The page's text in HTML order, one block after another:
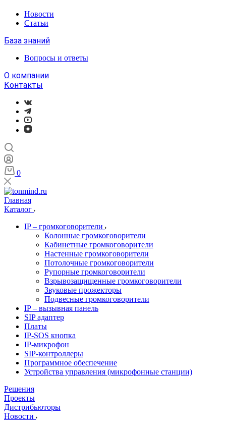
Новости
Статьи
База знаний
Вопросы и ответы
О компании
Контакты
0
Главная
Каталог
IP – громкоговорители
Колонные громкоговорители
Кабинетные громкоговорители
Настенные громкоговорители
Потолочные громкоговорители
Рупорные громкоговорители
Взрывозащищенные громкоговорители
Звуковые прожекторы
Подвесные громкоговорители
IP – вызывная панель
SIP адаптер
Платы
IP-SOS кнопка
IP-микрофон
SIP-контроллеры
Программное обеспечение
Устройства управления (микрофонные станции)
Решения
Проекты
Дистрибьюторы
Новости